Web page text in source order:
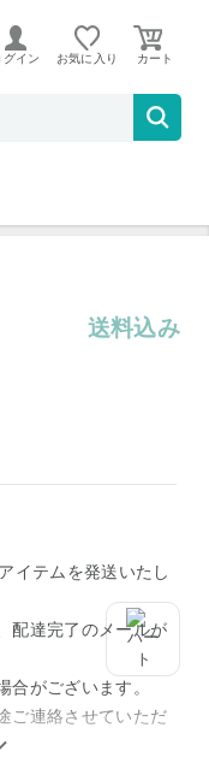
グイン お気に入り
個セット HD-2
送料込み
イテムを発送いたし
配達完了のメールが
がございます。
ご連絡させていただ